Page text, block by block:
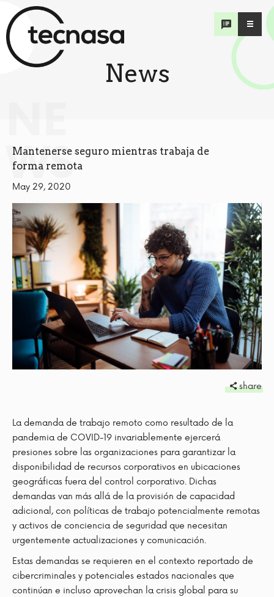
WS
News
Mantenerse seguro mientras trabaja de
forma remota
May 29, 2020
share
La demanda de trabajo remoto como resultado de la
pandemia de COVID-19 invariablemente ejercerá
presiones sobre las organizaciones para garantizar la
disponibilidad de recursos corporativos en ubicaciones
geográficas fuera del control corporativo. Dichas
demandas van más allá de la provisión de capacidad
adicional, con políticas de trabajo potencialmente remotas
y activos de conciencia de seguridad que necesitan
urgentemente actualizaciones y comunicación.
Estas demandas se requieren en el contexto reportado de
cibercriminales y potenciales estados nacionales que
continúan e incluso aprovechan la crisis global para su